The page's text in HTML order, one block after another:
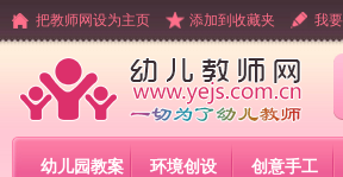
把教师网设为主页 添加到收藏夹 我
幼儿园教案 环境创设 创意手工